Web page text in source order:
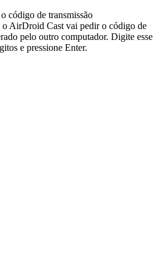
código de transmissão
AirDroid Cast vai pedir o código de
pelo outro computador. Digite esse
e pressione Enter.